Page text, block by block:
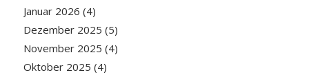
Januar 2026 (4)
Dezember 2025 (5)
November 2025 (4)
Oktober 2025 (4)